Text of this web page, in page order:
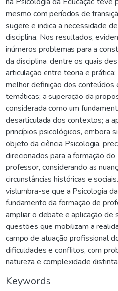
mesmo com períodos de
sugere e indica a necessidade
disciplina. Nos resultados,
inúmeros problemas para a
da disciplina, dentre os quais
articulação entre teoria e
melhor definição dos conteúdos
temáticas; a superação da
considerada como um
desarticulada dos contextos; a
princípios psicológicos, embora
objeto da ciência Psicologia,
direcionados para a formação do
professor, considerando as
circunstâncias históricas e
vislumbra-se que a Psicologia
fundamento da formação de
ampliar o debate e aplicação de
questões que mobilizam a
campo de atuação profissional
dificuldades e conflitos, com
natureza e complexidade
Keywords